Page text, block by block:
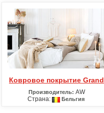
Ковровое покрытие Grand
Производитель: AW
Страна:
Бельгия